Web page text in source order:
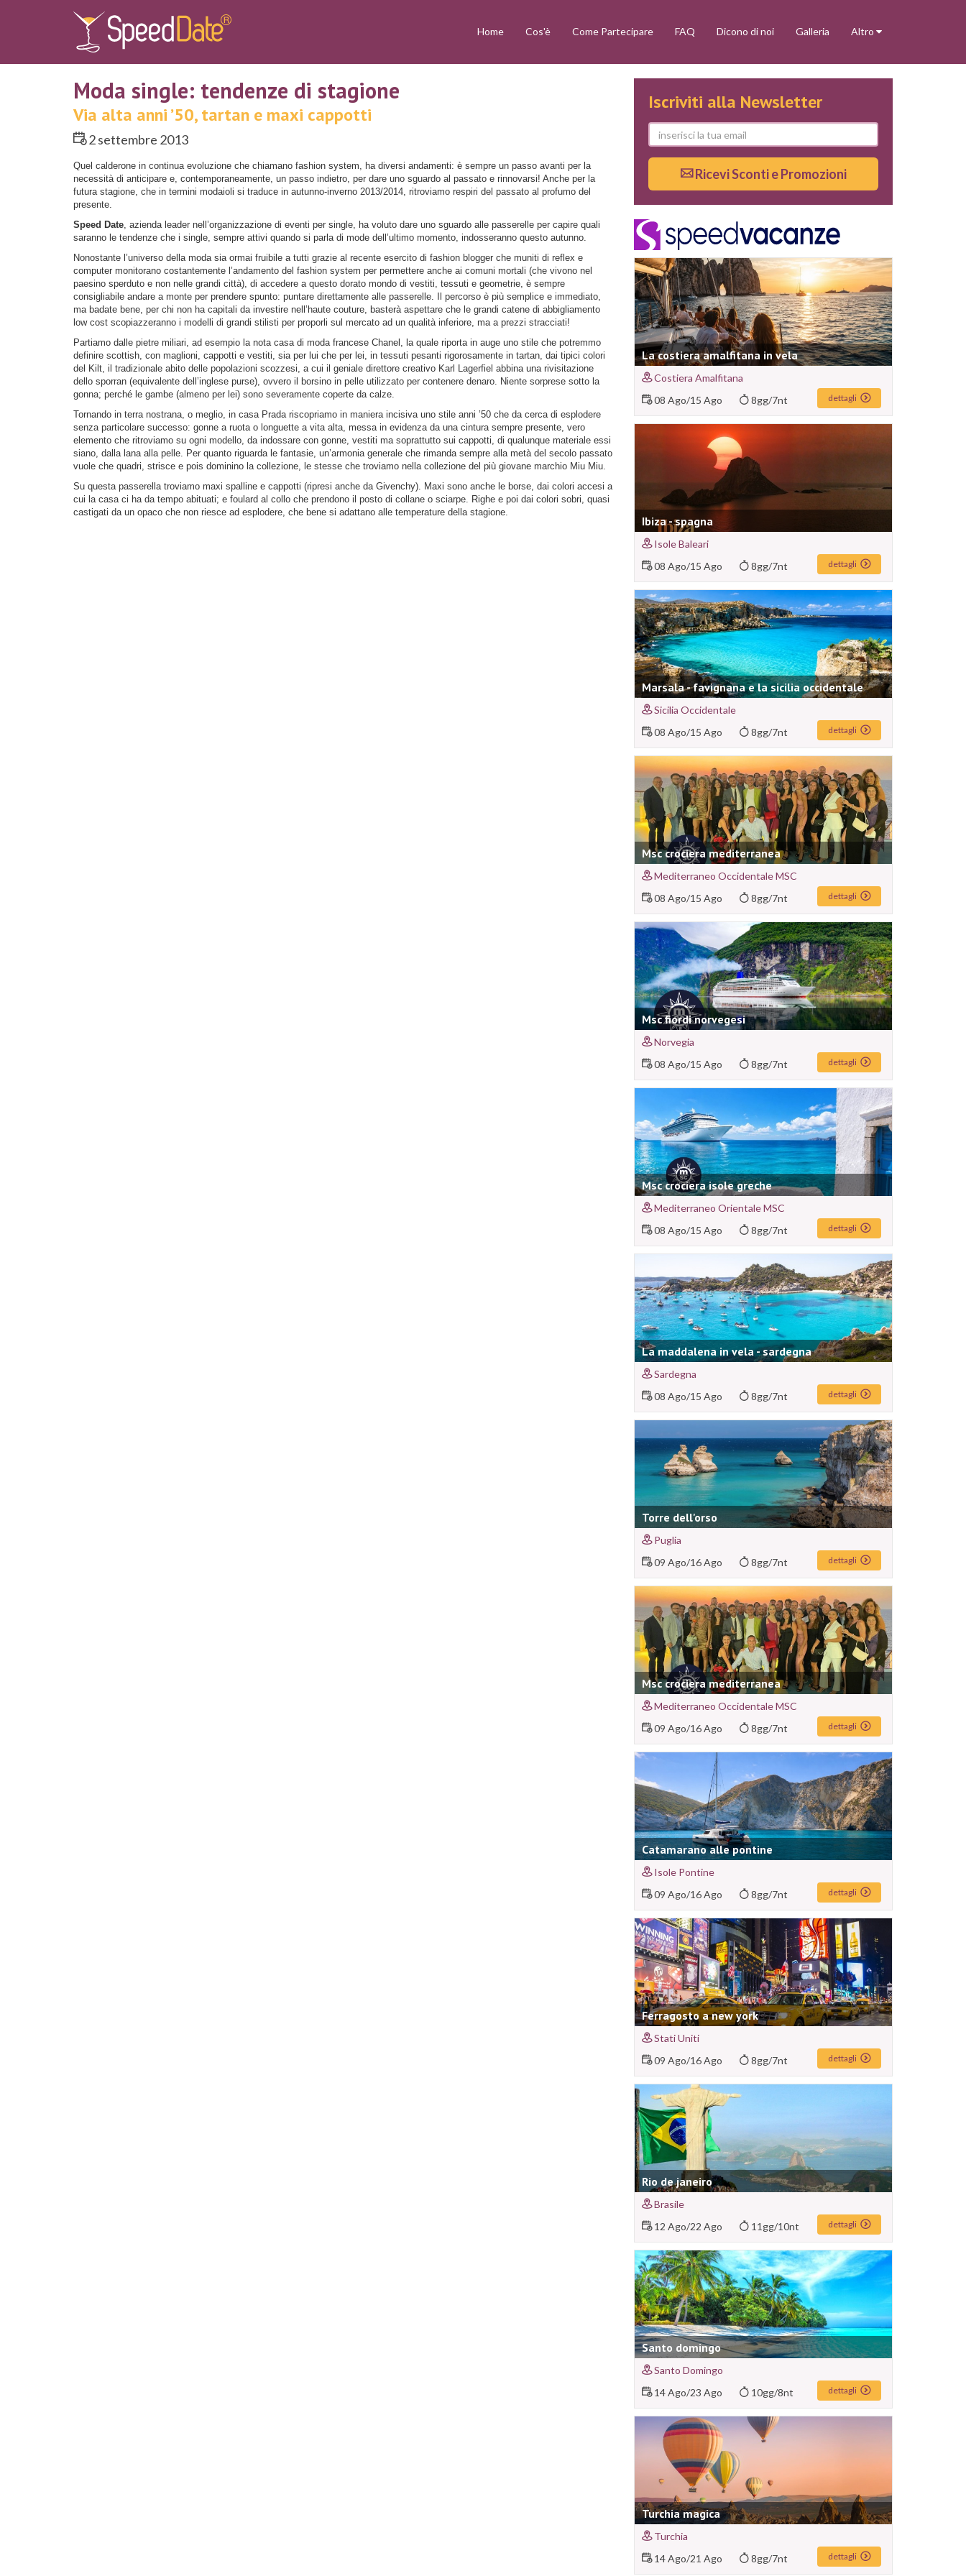
Home Cos'è Come Partecipare FAQ Dicono di noi Galleria Altro
Moda single: tendenze di stagione
Via alta anni ’50, tartan e maxi cappotti
2 settembre 2013
Quel calderone in continua evoluzione che chiamano fashion system, ha diversi andamenti: è sempre un passo avanti per la
necessità di anticipare e, contemporaneamente, un passo indietro, per dare uno sguardo al passato e rinnovarsi! Anche per la
futura stagione, che in termini modaioli si traduce in autunno-inverno 2013/2014, ritroviamo respiri del passato al profumo del
presente.
Speed Date, azienda leader nell’organizzazione di eventi per single, ha voluto dare uno sguardo alle passerelle per capire quali
saranno le tendenze che i single, sempre attivi quando si parla di mode dell’ultimo momento, indosseranno questo autunno.
Nonostante l’universo della moda sia ormai fruibile a tutti grazie al recente esercito di fashion blogger che muniti di reflex e
computer monitorano costantemente l’andamento del fashion system per permettere anche ai comuni mortali (che vivono nel
paesino sperduto e non nelle grandi città), di accedere a questo dorato mondo di vestiti, tessuti e geometrie, è sempre
consigliabile andare a monte per prendere spunto: puntare direttamente alle passerelle. Il percorso è più semplice e immediato,
ma badate bene, per chi non ha capitali da investire nell’haute couture, basterà aspettare che le grandi catene di abbigliamento
low cost scopiazzeranno i modelli di grandi stilisti per proporli sul mercato ad un qualità inferiore, ma a prezzi stracciati!
Partiamo dalle pietre miliari, ad esempio la nota casa di moda francese Chanel, la quale riporta in auge uno stile che potremmo
definire scottish, con maglioni, cappotti e vestiti, sia per lui che per lei, in tessuti pesanti rigorosamente in tartan, dai tipici colori
del Kilt, il tradizionale abito delle popolazioni scozzesi, a cui il geniale direttore creativo Karl Lagerfiel abbina una rivisitazione
dello sporran (equivalente dell’inglese purse), ovvero il borsino in pelle utilizzato per contenere denaro. Niente sorprese sotto la
gonna; perché le gambe (almeno per lei) sono severamente coperte da calze.
Tornando in terra nostrana, o meglio, in casa Prada riscopriamo in maniera incisiva uno stile anni ’50 che da cerca di esplodere
senza particolare successo: gonne a ruota o longuette a vita alta, messa in evidenza da una cintura sempre presente, vero
elemento che ritroviamo su ogni modello, da indossare con gonne, vestiti ma soprattutto sui cappotti, di qualunque materiale essi
siano, dalla lana alla pelle. Per quanto riguarda le fantasie, un’armonia generale che rimanda sempre alla metà del secolo passato
vuole che quadri, strisce e pois dominino la collezione, le stesse che troviamo nella collezione del più giovane marchio Miu Miu.
Su questa passerella troviamo maxi spalline e cappotti (ripresi anche da Givenchy). Maxi sono anche le borse, dai colori accesi a
cui la casa ci ha da tempo abituati; e foulard al collo che prendono il posto di collane o sciarpe. Righe e poi dai colori sobri, quasi
castigati da un opaco che non riesce ad esplodere, che bene si adattano alle temperature della stagione.
Iscriviti alla Newsletter
Ricevi Sconti e Promozioni
La costiera amalfitana in vela
Costiera Amalfitana
08 Ago/15 Ago 8gg/7nt dettagli
Ibiza - spagna
Isole Baleari
08 Ago/15 Ago 8gg/7nt dettagli
Marsala - favignana e la sicilia occidentale
Sicilia Occidentale
08 Ago/15 Ago 8gg/7nt dettagli
Msc crociera mediterranea
Mediterraneo Occidentale MSC
08 Ago/15 Ago 8gg/7nt dettagli
Msc fiordi norvegesi
Norvegia
08 Ago/15 Ago 8gg/7nt dettagli
Msc crociera isole greche
Mediterraneo Orientale MSC
08 Ago/15 Ago 8gg/7nt dettagli
La maddalena in vela - sardegna
Sardegna
08 Ago/15 Ago 8gg/7nt dettagli
Torre dell'orso
Puglia
09 Ago/16 Ago 8gg/7nt dettagli
Msc crociera mediterranea
Mediterraneo Occidentale MSC
09 Ago/16 Ago 8gg/7nt dettagli
Catamarano alle pontine
Isole Pontine
09 Ago/16 Ago 8gg/7nt dettagli
Ferragosto a new york
Stati Uniti
09 Ago/16 Ago 8gg/7nt dettagli
Rio de janeiro
Brasile
12 Ago/22 Ago 11gg/10nt dettagli
Santo domingo
Santo Domingo
14 Ago/23 Ago 10gg/8nt dettagli
Turchia magica
Turchia
14 Ago/21 Ago 8gg/7nt dettagli